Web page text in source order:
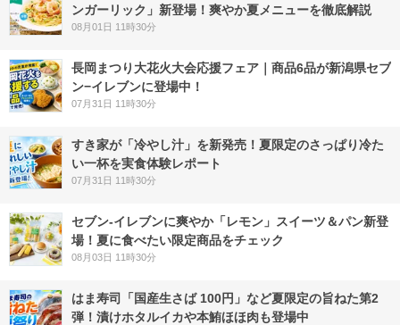
ンガーリック」新登場！爽やか夏メニューを徹底解説
08月01日 11時30分
長岡まつり大花火大会応援フェア｜商品6品が新潟県セブ
ン−イレブンに登場中！
07月31日 11時30分
すき家が「冷やし汁」を新発売！夏限定のさっぱり冷た
い一杯を実食体験レポート
07月31日 11時30分
セブン‐イレブンに爽やか「レモン」スイーツ＆パン新登
場！夏に食べたい限定商品をチェック
08月03日 11時30分
はま寿司「国産生さば 100円」など夏限定の旨ねた第2
弾！漬けホタルイカや本鮪ほほ肉も登場中